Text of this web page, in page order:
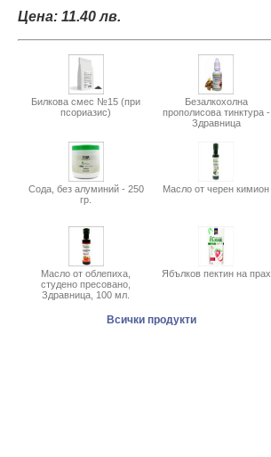
Цена: 11.40 лв.
Билкова смес №15 (при
псориазис)
Безалкохолна
прополисова тинктура -
Здравница
Сода, без алуминий - 250
гр.
Масло от черен кимион
Масло от облепиха,
студено пресовано,
Здравница, 100 мл.
Ябълков пектин на прах
Всички продукти